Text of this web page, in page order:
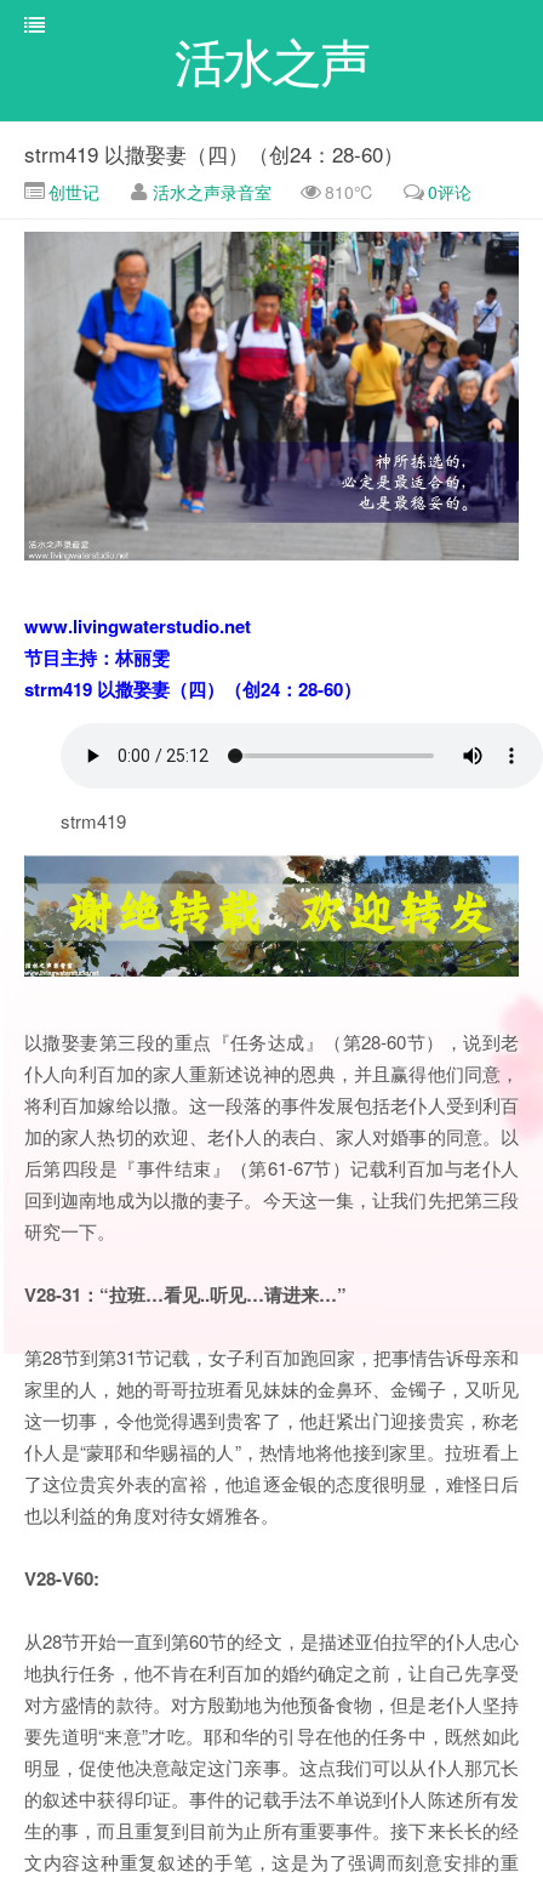
活水之声
strm419 以撒娶妻（四）（创24：28-60）
创世记 活水之声录音室 810℃ 0评论
www.livingwaterstudio.net
节目主持：林丽雯
strm419 以撒娶妻（四）（创24：28-60）
strm419
以撒娶妻第三段的重点『任务达成』（第28-60节），说到老
仆人向利百加的家人重新述说神的恩典，并且赢得他们同意，
将利百加嫁给以撒。这一段落的事件发展包括老仆人受到利百
加的家人热切的欢迎、老仆人的表白、家人对婚事的同意。以
后第四段是『事件结束』（第61-67节）记载利百加与老仆人
回到迦南地成为以撒的妻子。今天这一集，让我们先把第三段
研究一下。
V28-31：“拉班…看见..听见…请进来…”
第28节到第31节记载，女子利百加跑回家，把事情告诉母亲和
家里的人，她的哥哥拉班看见妹妹的金鼻环、金镯子，又听见
这一切事，令他觉得遇到贵客了，他赶紧出门迎接贵宾，称老
仆人是“蒙耶和华赐福的人”，热情地将他接到家里。拉班看上
了这位贵宾外表的富裕，他追逐金银的态度很明显，难怪日后
也以利益的角度对待女婿雅各。
V28-V60:
从28节开始一直到第60节的经文，是描述亚伯拉罕的仆人忠心
地执行任务，他不肯在利百加的婚约确定之前，让自己先享受
对方盛情的款待。对方殷勤地为他预备食物，但是老仆人坚持
要先道明“来意”才吃。耶和华的引导在他的任务中，既然如此
明显，促使他决意敲定这门亲事。这点我们可以从仆人那冗长
的叙述中获得印证。事件的记载手法不单说到仆人陈述所有发
生的事，而且重复到目前为止所有重要事件。接下来长长的经
文内容这种重复叙述的手笔，这是为了强调而刻意安排的重